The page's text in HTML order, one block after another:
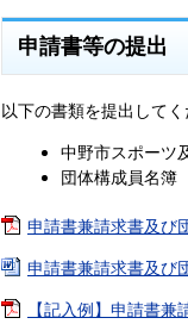
申請書等の提出
以下の書類を提出して
中野市スポーツ
団体構成員名簿
申請書兼請求書及び
申請書兼請求書及び
【記入例】申請書